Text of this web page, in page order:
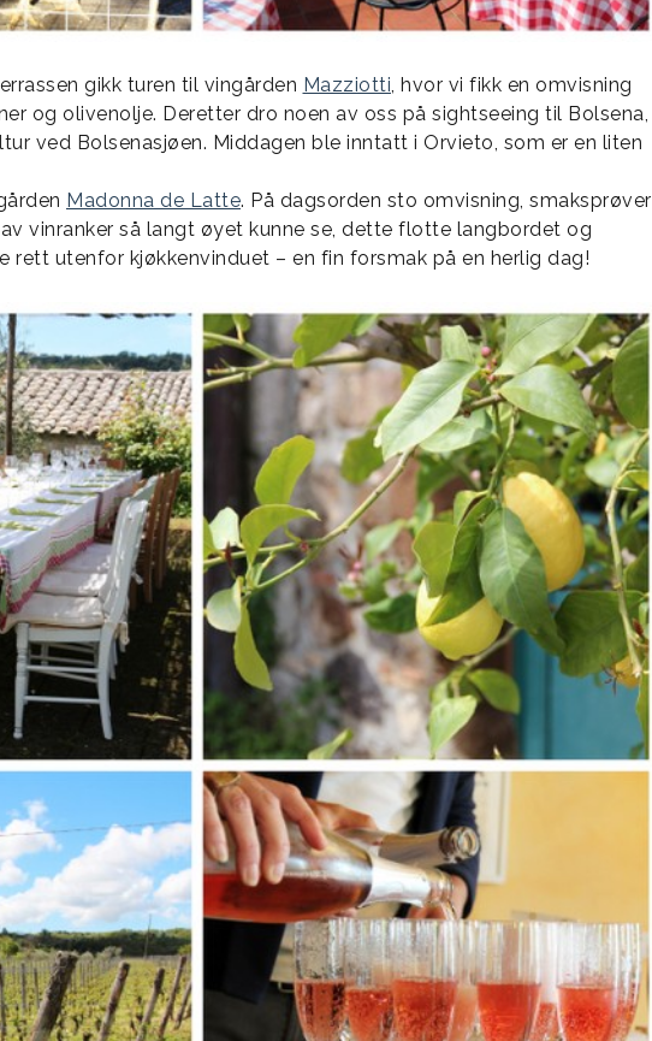
gikk turen til vingården Mazziotti , hvor vi fikk en omvisning
og olivenolje. Deretter dro noen av oss på sightseeing til Bolsena,
ved Bolsenasjøen. Middagen ble inntatt i Orvieto, som er en liten
Madonna de Latte. På dagsorden sto omvisning, smaksprøver
vinranker så langt øyet kunne se, dette flotte langbordet og
rett utenfor kjøkkenvinduet – en fin forsmak på en herlig dag!